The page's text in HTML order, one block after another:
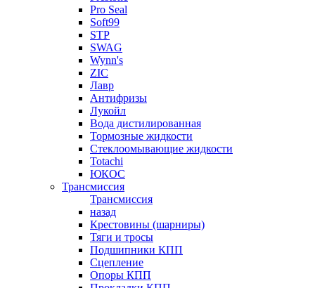
Pro Seal
Soft99
STP
SWAG
Wynn's
ZIC
Лавр
Антифризы
Лукойл
Вода дистилированная
Тормозные жидкости
Стеклоомывающие жидкости
Totachi
ЮКОС
Трансмиссия
Трансмиссия
назад
Крестовины (шарниры)
Тяги и тросы
Подшипники КПП
Сцепление
Опоры КПП